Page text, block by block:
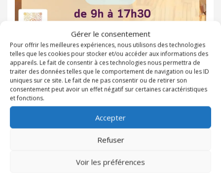
Gérer le consentement
Pour offrir les meilleures expériences, nous utilisons des technologies
telles que les cookies pour stocker et/ou accéder aux informations des
appareils. Le fait de consentir à ces technologies nous permettra de
traiter des données telles que le comportement de navigation ou les ID
uniques sur ce site. Le fait de ne pas consentir ou de retirer son
consentement peut avoir un effet négatif sur certaines caractéristiques
et fonctions.
Accepter
Refuser
Voir les préférences
Etiquettes braderie de livres Domaine La Castille
Ajouter à mon agenda
Inviter et partager